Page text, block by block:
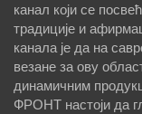
канал који се
традиције и
канала је да на
везане за ову
динамичним
ФРОНТ настоји да